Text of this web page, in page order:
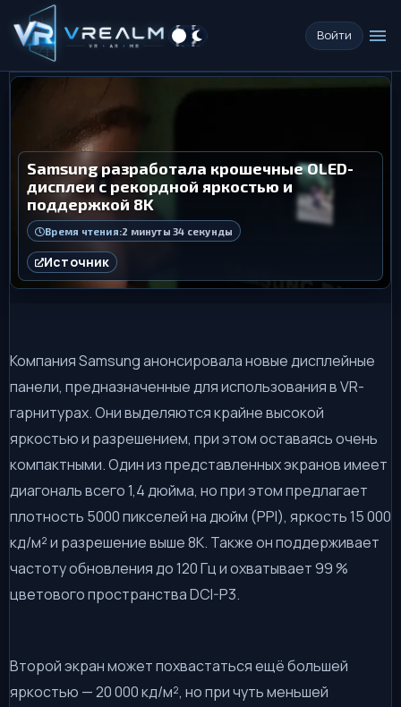
Войти menu
Samsung разработала крошечные OLED-
дисплеи с рекордной яркостью и
поддержкой 8K
Время чтения:2 минуты 34 секунды
Источник
Компания Samsung анонсировала новые дисплейные
панели, предназначенные для использования в VR-
гарнитурах. Они выделяются крайне высокой
яркостью и разрешением, при этом оставаясь очень
компактными. Один из представленных экранов имеет
диагональ всего 1,4 дюйма, но при этом предлагает
плотность 5000 пикселей на дюйм (PPI), яркость 15 000
кд/м² и разрешение выше 8K. Также он поддерживает
частоту обновления до 120 Гц и охватывает 99 %
цветового пространства DCI-P3.
Второй экран может похвастаться ещё большей
яркостью — 20 000 кд/м², но при чуть меньшей